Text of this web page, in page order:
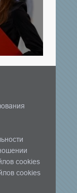
cookies
cookies